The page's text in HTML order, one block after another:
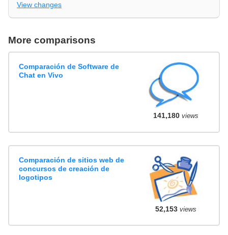
View changes
More comparisons
Comparación de Software de
Chat en Vivo
141,180views
Comparación de sitios web de
concursos de creación de
logotipos
52,153views